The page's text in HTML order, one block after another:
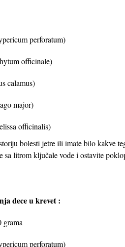
perforatum)
officinale)
calamus)
major)
officinalis)
bolesti jetre ili imate bilo kakve
sa litrom ključale vode i ostavite
dece u krevet :
grama
perforatum)